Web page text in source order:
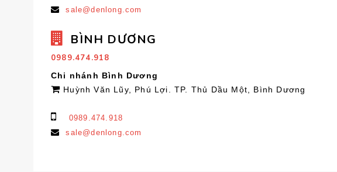
sale@denlong.com
BÌNH DƯƠNG
0989.474.918
Chi nhánh Bình Dương
Huỳnh Văn Lũy, Phú Lợi. TP. Thủ Dầu Một, Bình Dương
0989.474.918
sale@denlong.com